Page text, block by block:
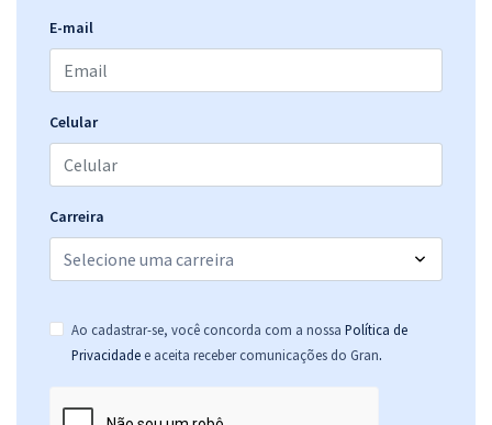
E-mail
Celular
Carreira
Ao cadastrar-se, você concorda com a nossa Política de
Privacidade e aceita receber comunicações do Gran.